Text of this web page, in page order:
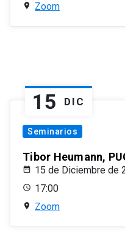
Zoom
15 DIC
Seminarios
Tibor Heumann,
15 de Diciembre de
17:00
Zoom